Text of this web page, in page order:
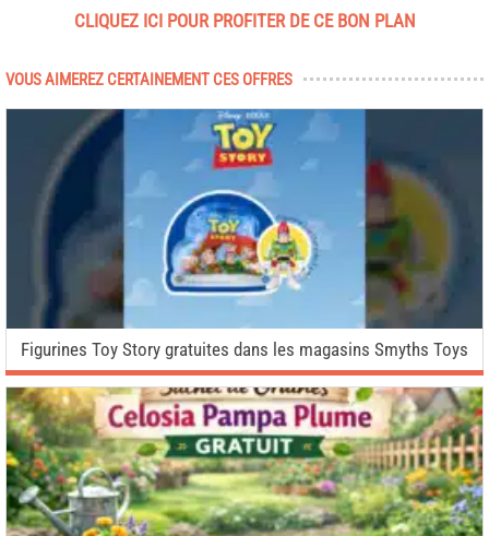
CLIQUEZ ICI POUR PROFITER DE CE BON PLAN
VOUS AIMEREZ CERTAINEMENT CES OFFRES
Figurines Toy Story gratuites dans les magasins Smyths Toys